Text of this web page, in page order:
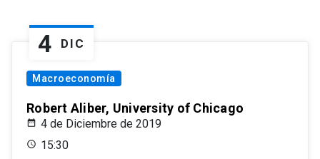
4 DIC
Macroeconomía
Robert Aliber, University of Chicago
4 de Diciembre de 2019
15:30